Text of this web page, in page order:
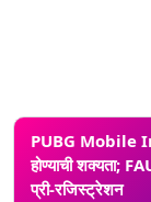
PUBG Mobile
होण्याची शक्यता;
प्री-रजिस्ट्रेशन